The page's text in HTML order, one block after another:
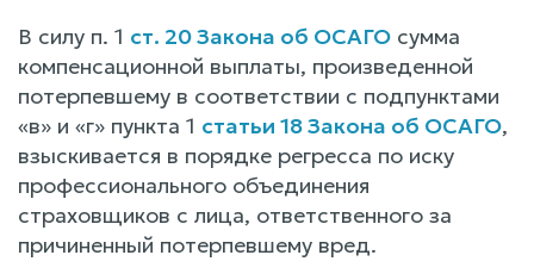
В силу п. 1 ст. 20 Закона об ОСАГО сумма
компенсационной выплаты, произведенной
потерпевшему в соответствии с подпунктами
«в» и «г» пункта 1 статьи 18 Закона об ОСАГО,
взыскивается в порядке регресса по иску
профессионального объединения
страховщиков с лица, ответственного за
причиненный потерпевшему вред.